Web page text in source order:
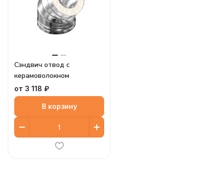
Сэндвич отвод с
керамоволокном
от 3 118 ₽
В корзину